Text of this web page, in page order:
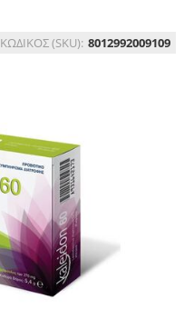
ΚΩΔΙΚΟΣ (SKU): 8012992009109